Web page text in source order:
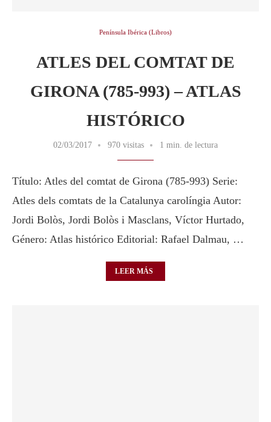
Península Ibérica (Libros)
ATLES DEL COMTAT DE
GIRONA (785-993) – ATLAS
HISTÓRICO
02/03/2017 970 visitas 1 min. de lectura
Título: Atles del comtat de Girona (785-993) Serie:
Atles dels comtats de la Catalunya carolíngia Autor:
Jordi Bolòs, Jordi Bolòs i Masclans, Víctor Hurtado,
Género: Atlas histórico Editorial: Rafael Dalmau, …
LEER MÁS